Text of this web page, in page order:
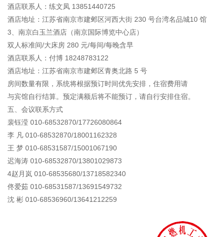
酒店联系人：练文凤 13851440725
酒店地址：江苏省南京市建邺区河西大街 230 号台湾名品城10 馆
3、南京白玉兰酒店（南京国际博览中心店）
双人标准间/大床房 280 元/每间/每晚含早
酒店联系人：付博 18248783122
酒店地址：江苏省南京市建邺区青奥北路 5 号
房间数量有限，系统将根据预订时间优先安排，住宿费用请
与宾馆自行结算。预定满额后将不能预订，请自行安排住宿。
五、会议联系方式
裴钰滢 010-68532870/17726080864
李 凡 010-68532870/18001162328
王 梦 010-68531587/15001067190
迟海涛 010-68532870/13801029873
4赵月岚 010-68535680/13718582340
佟爱茹 010-68531587/13691549732
沈 彬 010-68536960/13641212259